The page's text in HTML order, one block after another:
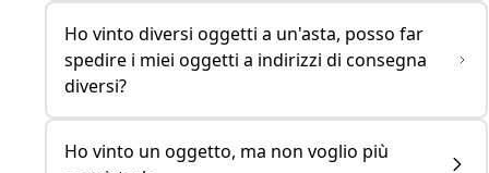
Ho vinto diversi oggetti a un'asta, posso far
spedire i miei oggetti a indirizzi di consegna
diversi?
Ho vinto un oggetto, ma non voglio più